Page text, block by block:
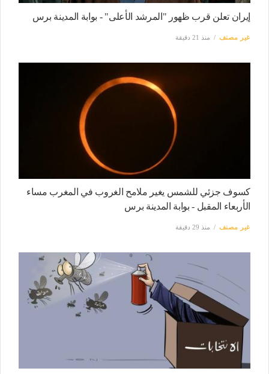
إيران تعلن قرب ظهور "المرشد الأعلى" - بوابة المدينة برس
غير مصنف منذ 21 دقيقة
كسوف جزئي للشمس يغير ملامح الغروب في المغرب مساء
الأربعاء المقبل - بوابة المدينة برس
غير مصنف منذ 29 دقيقة